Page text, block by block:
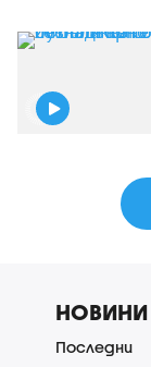
НОВИНИ
Последни